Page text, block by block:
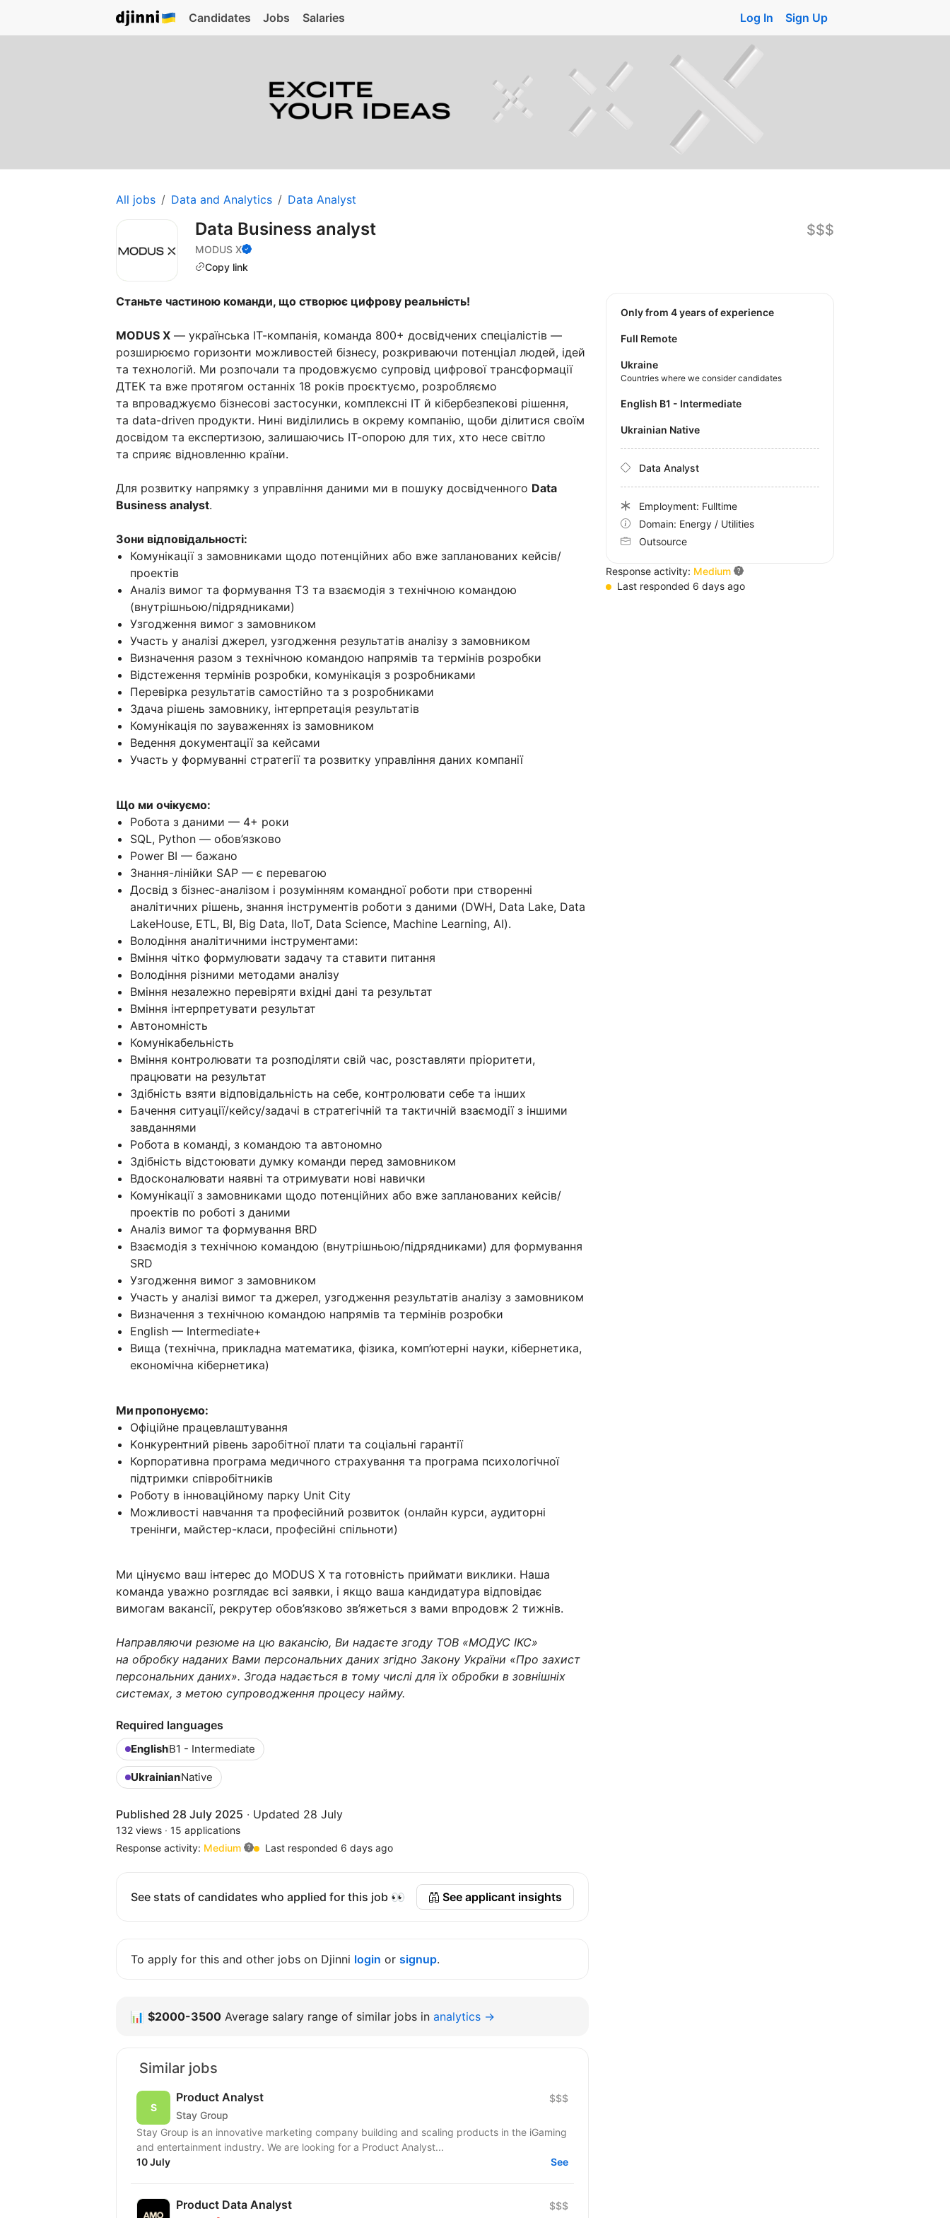
Candidates Jobs Salaries Log In Sign Up
All jobs Data and Analytics Data Analyst
Data Business analyst
MODUS X
Copy link
$$$
Станьте частиною команди, що створює цифрову реальність!
MODUS X — українська ІТ-компанія, команда 800+ досвідчених спеціалістів —
розширюємо горизонти можливостей бізнесу, розкриваючи потенціал людей, ідей
та технологій. Ми розпочали та продовжуємо супровід цифрової трансформації
ДТЕК та вже протягом останніх 18 років проєктуємо, розробляємо
та впроваджуємо бізнесові застосунки, комплексні ІТ й кібербезпекові рішення,
та data-driven продукти. Нині виділились в окрему компанію, щоби ділитися своїм
досвідом та експертизою, залишаючись ІТ-опорою для тих, хто несе світло
та сприяє відновленню країни.
Для розвитку напрямку з управління даними ми в пошуку досвідченного Data
Business analyst.
Зони відповідальності:
Комунікації з замовниками щодо потенційних або вже запланованих кейсів/
проектів
Аналіз вимог та формування ТЗ та взаємодія з технічною командою
(внутрішньою/підрядниками)
Узгодження вимог з замовником
Участь у аналізі джерел, узгодження результатів аналізу з замовником
Визначення разом з технічною командою напрямів та термінів розробки
Відстеження термінів розробки, комунікація з розробниками
Перевірка результатів самостійно та з розробниками
Здача рішень замовнику, інтерпретація результатів
Комунікація по зауваженнях із замовником
Ведення документації за кейсами
Участь у формуванні стратегії та розвитку управління даних компанії
Що ми очікуємо:
Робота з даними — 4+ роки
SQL, Python — обов’язково
Power BI — бажано
Знання-лінійки SAP — є перевагою
Досвід з бізнес-аналізом і розумінням командної роботи при створенні
аналітичних рішень, знання інструментів роботи з даними (DWH, Data Lake, Data
LakeHouse, ETL, BI, Big Data, IIoT, Data Science, Machine Learning, AI).
Володіння аналітичними інструментами:
Вміння чітко формулювати задачу та ставити питання
Володіння різними методами аналізу
Вміння незалежно перевіряти вхідні дані та результат
Вміння інтерпретувати результат
Автономність
Комунікабельність
Вміння контролювати та розподіляти свій час, розставляти пріоритети,
працювати на результат
Здібність взяти відповідальність на себе, контролювати себе та інших
Бачення ситуації/кейсу/задачі в стратегічній та тактичній взаємодії з іншими
завданнями
Робота в команді, з командою та автономно
Здібність відстоювати думку команди перед замовником
Вдосконалювати наявні та отримувати нові навички
Комунікації з замовниками щодо потенційних або вже запланованих кейсів/
проектів по роботі з даними
Аналіз вимог та формування BRD
Взаємодія з технічною командою (внутрішньою/підрядниками) для формування
SRD
Узгодження вимог з замовником
Участь у аналізі вимог та джерел, узгодження результатів аналізу з замовником
Визначення з технічною командою напрямів та термінів розробки
English — Intermediate+
Вища (технічна, прикладна математика, фізика, комп’ютерні науки, кібернетика,
економічна кібернетика)
Ми пропонуємо:
Офіційне працевлаштування
Kонкурентний рівень заробітної плати та соціальні гарантії
Корпоративна програма медичного страхування та програма психологічної
підтримки співробітників
Роботу в інноваційному парку Unit City
Можливості навчання та професійний розвиток (онлайн курси, аудиторні
тренінги, майстер-класи, професійні спільноти)
Ми цінуємо ваш інтерес до MODUS X та готовність приймати виклики. Наша
команда уважно розглядає всі заявки, і якщо ваша кандидатура відповідає
вимогам вакансії, рекрутер обов’язково зв’яжеться з вами впродовж 2 тижнів.
Направляючи резюме на цю вакансію, Ви надаєте згоду ТОВ «МОДУС ІКС»
на обробку наданих Вами персональних даних згідно Закону України «Про захист
персональних даних». Згода надається в тому числі для їх обробки в зовнішніх
системах, з метою супроводження процесу найму.
Required languages
EnglishB1 - Intermediate
UkrainianNative
Published 28 July 2025 · Updated 28 July
132 views · 15 applications
Response activity: Medium Last responded 6 days ago
See stats of candidates who applied for this job 👀 See applicant insights
To apply for this and other jobs on Djinni login or signup.
Only from 4 years of experience
Full Remote
Ukraine
Countries where we consider candidates
English B1 - Intermediate
Ukrainian Native
Data Analyst
Employment: Fulltime
Domain: Energy / Utilities
Outsource
Response activity: Medium
Last responded 6 days ago
📊 $2000-3500 Average salary range of similar jobs in analytics →
Similar jobs
Product Analyst
Stay Group
$$$
Stay Group is an innovative marketing company building and scaling products in the iGaming
and entertainment industry. We are looking for a Product Analyst...
10 July
See
Product Data Analyst $$$